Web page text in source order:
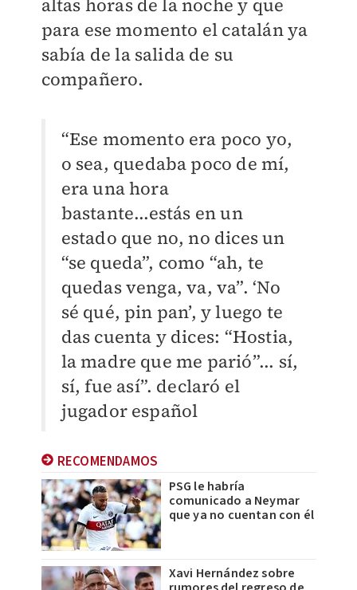
para ese momento el catalán ya
sabía de la salida de su
compañero.
“Ese momento era poco yo,
o sea, quedaba poco de mí,
era una hora
bastante...estás en un
estado que no, no dices un
“se queda”, como “ah, te
quedas venga, va, va”. ‘No
sé qué, pin pan’, y luego te
das cuenta y dices: “Hostia,
la madre que me parió”... sí,
sí, fue así”. declaró el
jugador español
RECOMENDAMOS
PSG le habría
comunicado a Neymar
que ya no cuentan con él
Xavi Hernández sobre